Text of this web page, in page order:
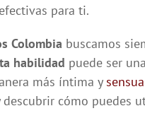
para ti.
Colombia buscamos
habilidad puede ser
más íntima y
cómo puedes